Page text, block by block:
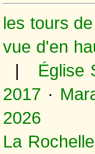
les tours
vue d'en
| Église
2017 ·
2026
La